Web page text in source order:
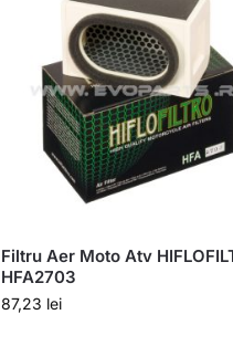
Filtru Aer Moto Atv
HFA2703
87,23 lei